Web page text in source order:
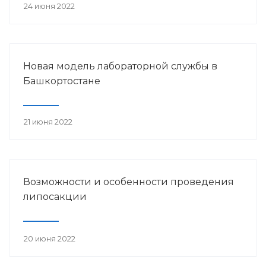
24 июня 2022
Новая модель лабораторной службы в
Башкортостане
21 июня 2022
Возможности и особенности проведения
липосакции
20 июня 2022